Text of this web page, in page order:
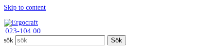
Skip to content
023-104 00
sök Sök